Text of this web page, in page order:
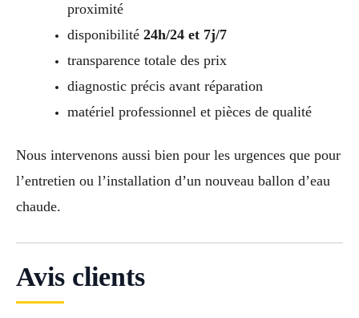
proximité
disponibilité 24h/24 et 7j/7
transparence totale des prix
diagnostic précis avant réparation
matériel professionnel et pièces de qualité
Nous intervenons aussi bien pour les urgences que pour
l’entretien ou l’installation d’un nouveau ballon d’eau
chaude.
Avis clients